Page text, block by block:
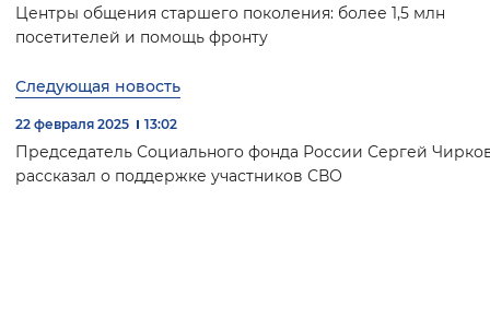
Центры общения старшего поколения: более 1,5 млн
посетителей и помощь фронту
Следующая новость
22 февраля 2025 13:02
Председатель Социального фонда России Сергей
рассказал о поддержке участников СВО